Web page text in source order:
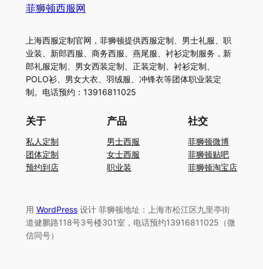
菲狮顿西服网
上海西服定制官网，菲狮顿提供西服定制、男士礼服、职
业装、新郎西服、商务西服、燕尾服、衬衫定制服务，新
郎礼服定制、男女西装定制、正装定制、衬衫定制、
POLO衫、男女大衣、羽绒服、冲锋衣等团体职业装定
制。电话预约：13916811025
关于
私人定制
团体定制
预约到店
产品
男士西服
女士西服
职业装
社交
菲狮顿微博
菲狮顿贴吧
菲狮顿淘宝店
用 WordPress设计 菲狮顿地址：上海市松江区九里亭街
道健鹏路118号3号楼301室，电话预约13916811025（微
信同号）